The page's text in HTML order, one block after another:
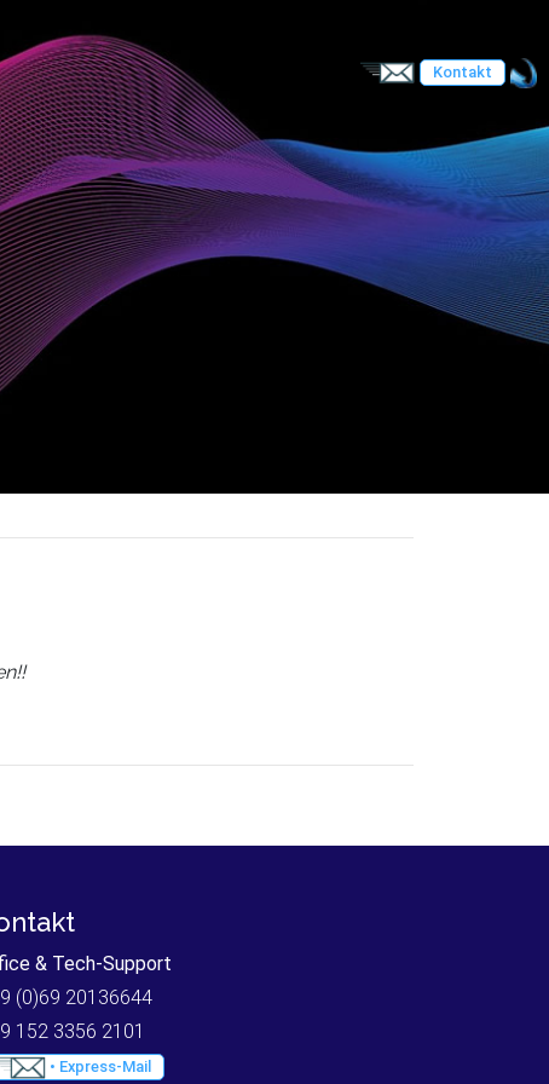
Kontakt
& Tech-Support
(0)69 20136644
152 3356 2101
• Express-Mail